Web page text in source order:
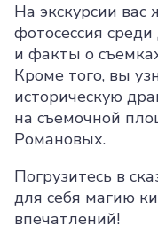
На экскурсии вас
фотосессия
и факты о
Кроме того, вы
историческую
на съемочной
Романовых.
Погрузитесь в
для себя магию
впечатлений!